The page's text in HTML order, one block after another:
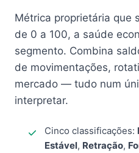
Métrica proprietária que
de 0 a 100, a saúde
segmento. Combina
de movimentações,
mercado — tudo num
interpretar.
Cinco classificações:
Estável, Retração,